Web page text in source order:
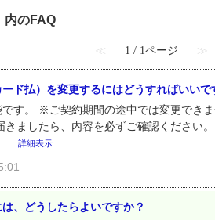
内のFAQ
≪ 1 / 1ページ ≫
ド払）を変更するにはどうすればいいで
す。 ※ご契約期間の途中では変更でき
ましたら、内容を必ずご確認ください
...
詳細表示
、どうしたらよいですか？